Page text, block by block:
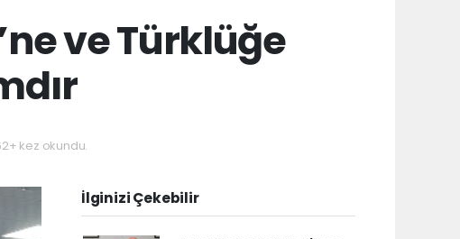
ve Türklüğe
kez okundu.
İlginizi Çekebilir